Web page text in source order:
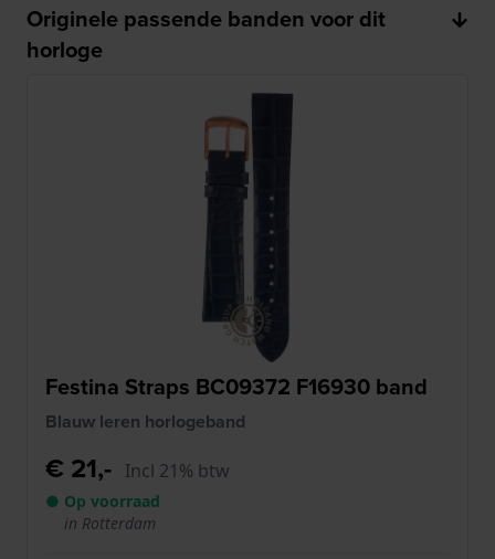
Originele passende banden voor dit
horloge
Festina Straps BC09372 F16930 band
Blauw leren horlogeband
€ 21,- Incl 21% btw
● Op voorraad
in Rotterdam